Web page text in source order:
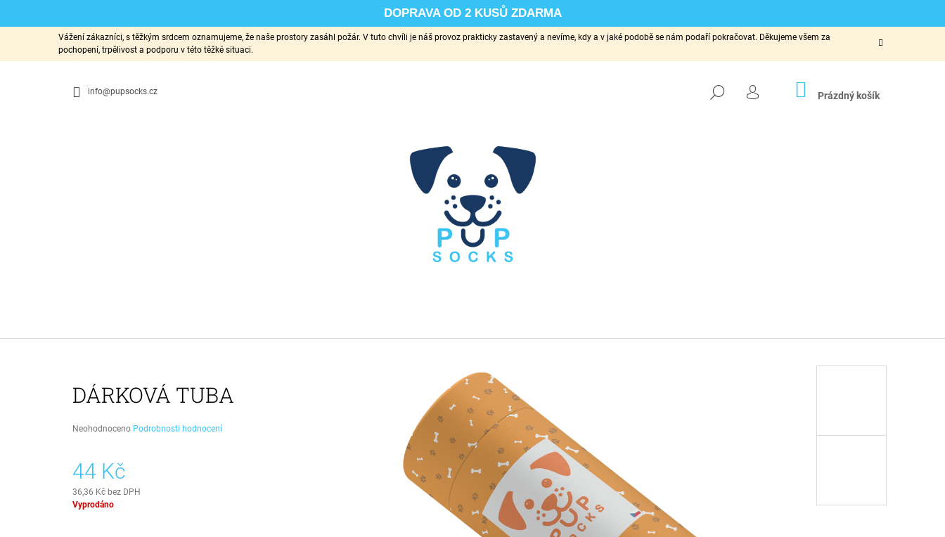
Vážení zákazníci, s těžkým srdcem oznamujeme, že naše prostory zasáhl požár. V tuto chvíli je náš provoz prakticky zastavený a nevíme, kdy a v jaké podobě se nám podaří pokračovat. Děkujeme všem za
pochopení, trpělivost a podporu v této těžké situaci.
info@pupsocks.cz HLEDAT
PŘIHLÁŠENÍ
NÁKUPNÍ
KOŠÍK
Prázdný košík
DÁRKOVÁ TUBA
Průměrné
je
0,0
z
5
Neohodnoceno Podrobnosti hodnocení
44 Kč
36,36 Kč bez DPH
Měrná
Vyprodáno
ZPĚT
ZPĚT
HLEDAT
DOPORUČUJEME
POTISKEM PSA
POTISKEM MAZLÍČKA AKVAREL
POTISKEM OBLIČEJE
DOPRAVA OD 2 KUSŮ ZDARMA